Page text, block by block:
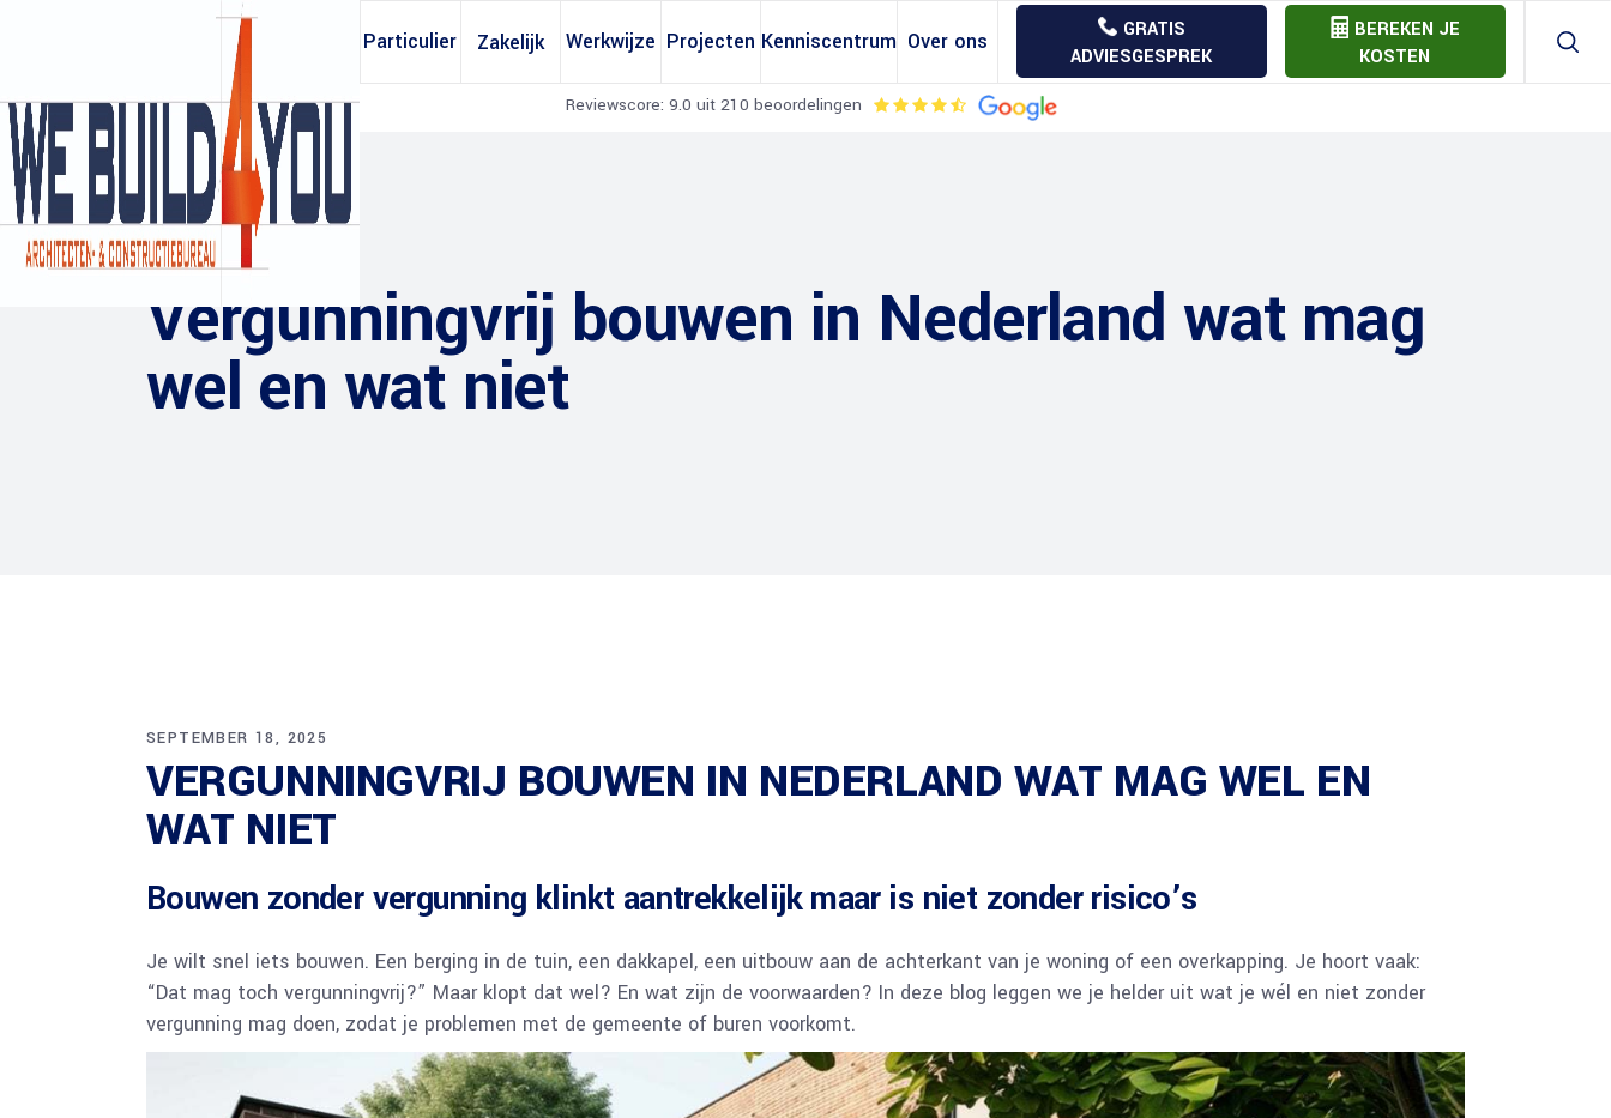
Reviewscore: 9.0 uit 210 beoordelingen
Particulier Zakelijk Werkwijze Projecten Kenniscentrum
Tekening huis
3D Bouwtekening
Constructietekeningen
Tekening villa
Splitsingstekeningen
Constructieberekeningen
Bouwkostenberekening
Aannemer offerte vergelijk
Over ons
GRATIS
ADVIESGESPREK
BEREKEN JE
KOSTEN
Vergunningvrij bouwen in Nederland wat mag
wel en wat niet
SEPTEMBER 18, 2025
VERGUNNINGVRIJ BOUWEN IN NEDERLAND WAT MAG WEL EN
WAT NIET
Bouwen zonder vergunning klinkt aantrekkelijk maar is niet zonder risico’s
Je wilt snel iets bouwen. Een berging in de tuin, een dakkapel, een uitbouw aan de achterkant van je woning of een overkapping. Je hoort vaak:
“Dat mag toch vergunningvrij?” Maar klopt dat wel? En wat zijn de voorwaarden? In deze blog leggen we je helder uit wat je wél en niet zonder
vergunning mag doen, zodat je problemen met de gemeente of buren voorkomt.